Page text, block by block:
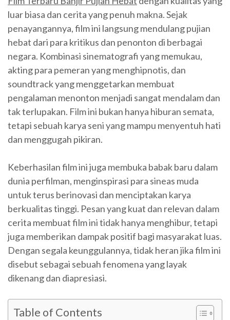
luar biasa dan cerita yang penuh makna. Sejak
penayangannya, film ini langsung mendulang pujian
hebat dari para kritikus dan penonton di berbagai
negara. Kombinasi sinematografi yang memukau,
akting para pemeran yang menghipnotis, dan
soundtrack yang menggetarkan membuat
pengalaman menonton menjadi sangat mendalam dan
tak terlupakan. Film ini bukan hanya hiburan semata,
tetapi sebuah karya seni yang mampu menyentuh hati
dan menggugah pikiran.
Keberhasilan film ini juga membuka babak baru dalam
dunia perfilman, menginspirasi para sineas muda
untuk terus berinovasi dan menciptakan karya
berkualitas tinggi. Pesan yang kuat dan relevan dalam
cerita membuat film ini tidak hanya menghibur, tetapi
juga memberikan dampak positif bagi masyarakat luas.
Dengan segala keunggulannya, tidak heran jika film ini
disebut sebagai sebuah fenomena yang layak
dikenang dan diapresiasi.
Table of Contents